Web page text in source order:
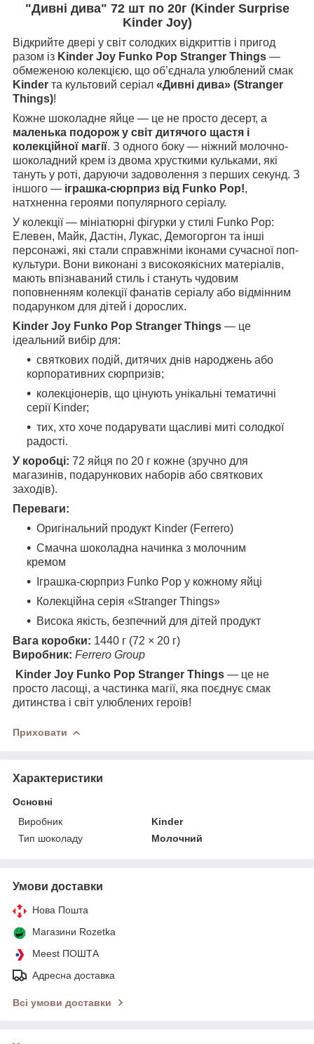
"Дивні дива" 72 шт по 20г (Kinder Surprise
Kinder Joy)
Відкрийте двері у світ солодких відкриттів і пригод
разом із Kinder Joy Funko Pop Stranger Things —
обмеженою колекцією, що об’єднала улюблений смак
Kinder та культовий серіал «Дивні дива» (Stranger
Things)!
Кожне шоколадне яйце — це не просто десерт, а
маленька подорож у світ дитячого щастя і
колекційної магії. З одного боку — ніжний молочно-
шоколадний крем із двома хрусткими кульками, які
тануть у роті, даруючи задоволення з перших секунд. З
іншого — іграшка-сюрприз від Funko Pop!,
натхненна героями популярного серіалу.
У колекції — мініатюрні фігурки у стилі Funko Pop:
Елевен, Майк, Дастін, Лукас, Демогоргон та інші
персонажі, які стали справжніми іконами сучасної поп-
культури. Вони виконані з високоякісних матеріалів,
мають впізнаваний стиль і стануть чудовим
поповненням колекції фанатів серіалу або відмінним
подарунком для дітей і дорослих.
Kinder Joy Funko Pop Stranger Things — це
ідеальний вибір для:
святкових подій, дитячих днів народжень або
корпоративних сюрпризів;
колекціонерів, що цінують унікальні тематичні
серії Kinder;
тих, хто хоче подарувати щасливі миті солодкої
радості.
У коробці: 72 яйця по 20 г кожне (зручно для
магазинів, подарункових наборів або святкових
заходів).
Переваги:
Оригінальний продукт Kinder (Ferrero)
Смачна шоколадна начинка з молочним
кремом
Іграшка-сюрприз Funko Pop у кожному яйці
Колекційна серія «Stranger Things»
Висока якість, безпечний для дітей продукт
Вага коробки: 1440 г (72 × 20 г)
Виробник: Ferrero Group
Kinder Joy Funko Pop Stranger Things — це не
просто ласощі, а частинка магії, яка поєднує смак
дитинства і світ улюблених героїв!
Приховати
Характеристики
Основні
Виробник
Kinder
Тип шоколаду
Молочний
Умови доставки
Нова Пошта
Магазини Rozetka
Meest ПОШТА
Адресна доставка
Всі умови доставки